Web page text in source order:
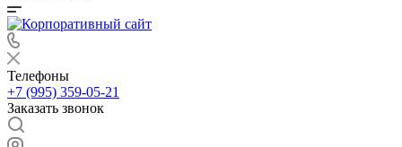
Телефоны
+7 (995) 359-05-21
Заказать звонок